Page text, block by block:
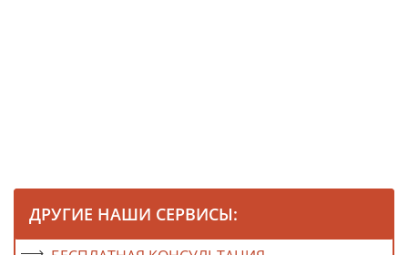
ДРУГИЕ НАШИ СЕРВИСЫ: